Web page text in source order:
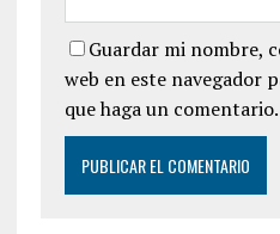
Guardar mi nombre,
web en este navegador
que haga un comentario.